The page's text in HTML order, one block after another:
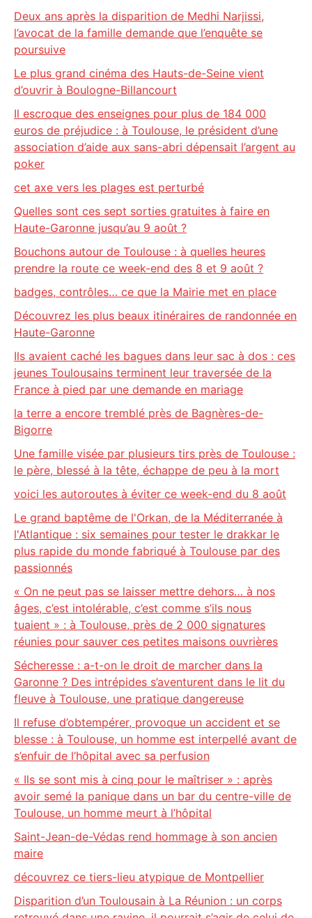
Deux ans après la disparition de Medhi Narjissi,
l’avocat de la famille demande que l’enquête se
poursuive
Le plus grand cinéma des Hauts-de-Seine vient
d’ouvrir à Boulogne-Billancourt
Il escroque des enseignes pour plus de 184 000
euros de préjudice : à Toulouse, le président d’une
association d’aide aux sans-abri dépensait l’argent au
poker
cet axe vers les plages est perturbé
Quelles sont ces sept sorties gratuites à faire en
Haute-Garonne jusqu’au 9 août ?
Bouchons autour de Toulouse : à quelles heures
prendre la route ce week-end des 8 et 9 août ?
badges, contrôles… ce que la Mairie met en place
Découvrez les plus beaux itinéraires de randonnée en
Haute-Garonne
Ils avaient caché les bagues dans leur sac à dos : ces
jeunes Toulousains terminent leur traversée de la
France à pied par une demande en mariage
la terre a encore tremblé près de Bagnères-de-
Bigorre
Une famille visée par plusieurs tirs près de Toulouse :
le père, blessé à la tête, échappe de peu à la mort
voici les autoroutes à éviter ce week-end du 8 août
Le grand baptême de l'Orkan, de la Méditerranée à
l'Atlantique : six semaines pour tester le drakkar le
plus rapide du monde fabriqué à Toulouse par des
passionnés
« On ne peut pas se laisser mettre dehors… à nos
âges, c’est intolérable, c’est comme s’ils nous
tuaient » : à Toulouse, près de 2 000 signatures
réunies pour sauver ces petites maisons ouvrières
Sécheresse : a-t-on le droit de marcher dans la
Garonne ? Des intrépides s’aventurent dans le lit du
fleuve à Toulouse, une pratique dangereuse
Il refuse d’obtempérer, provoque un accident et se
blesse : à Toulouse, un homme est interpellé avant de
s’enfuir de l’hôpital avec sa perfusion
« Ils se sont mis à cinq pour le maîtriser » : après
avoir semé la panique dans un bar du centre-ville de
Toulouse, un homme meurt à l’hôpital
Saint-Jean-de-Védas rend hommage à son ancien
maire
découvrez ce tiers-lieu atypique de Montpellier
Disparition d’un Toulousain à La Réunion : un corps